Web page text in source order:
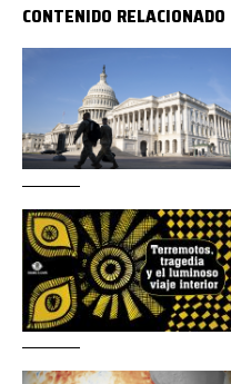
CONTENIDO RELACIONADO